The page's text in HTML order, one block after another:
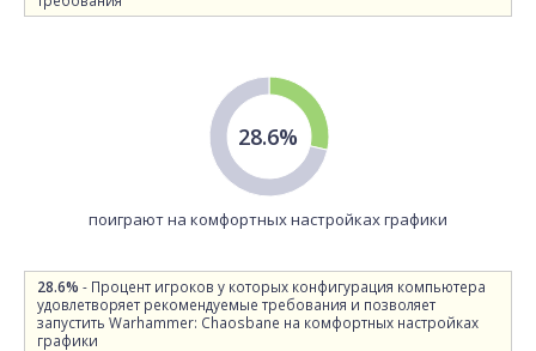
28.6%
поиграют на комфортных настройках графики
28.6% - Процент игроков у которых конфигурация компьютера
удовлетворяет рекомендуемые требования и позволяет
запустить Warhammer: Chaosbane на комфортных настройках
графики